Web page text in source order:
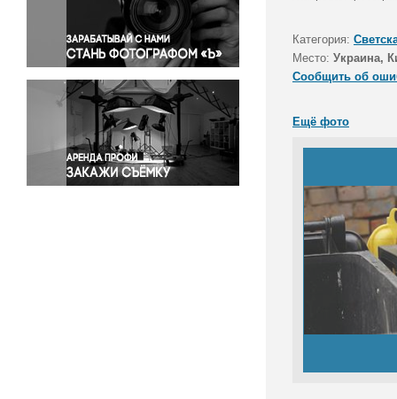
Правосудие
Происшествия и конфликты
Религия
Светская жизнь
Спорт
Экология
Экономика и бизнес
Категория:
Место: Украина,
Сообщить об
Ещё фото